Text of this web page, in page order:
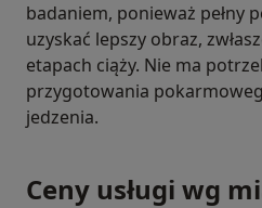
badaniem, ponieważ pełny
uzyskać lepszy obraz,
etapach ciąży. Nie ma
przygotowania
jedzenia.
Ceny usługi wg